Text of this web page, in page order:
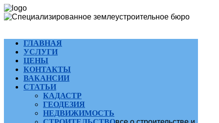
ГЛАВНАЯ
УСЛУГИ
ЦЕНЫ
КОНТАКТЫ
ВАКАНСИИ
СТАТЬИ
КАДАСТР
ГЕОДЕЗИЯ
НЕДВИЖИМОСТЬ